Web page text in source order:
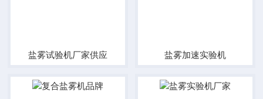
盐雾试验机厂家供应 盐雾加速实验机